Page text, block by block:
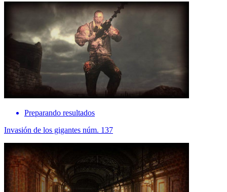
Preparando resultados
Invasión de los gigantes núm. 137